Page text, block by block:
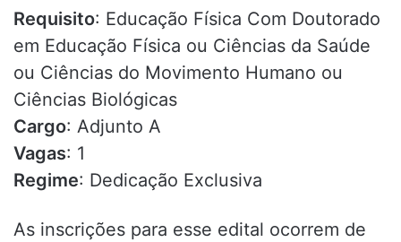
Requisito: Educação Física Com Doutorado
em Educação Física ou Ciências da Saúde
ou Ciências do Movimento Humano ou
Ciências Biológicas
Cargo: Adjunto A
Vagas: 1
Regime: Dedicação Exclusiva
As inscrições para esse edital ocorrem de